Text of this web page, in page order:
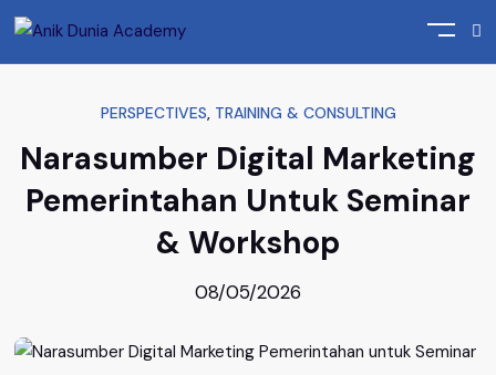
Home Perspectives
PERSPECTIVES, TRAINING & CONSULTING
Narasumber Digital Marketing
Pemerintahan Untuk Seminar
& Workshop
08/05/2026